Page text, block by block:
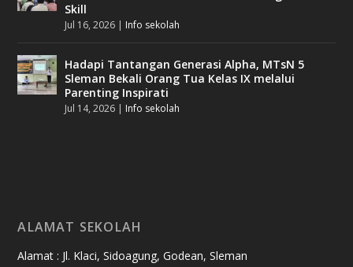
Skill
Jul 16, 2026 | Info sekolah
Hadapi Tantangan Generasi Alpha, MTsN 5
Sleman Bekali Orang Tua Kelas IX melalui
Parenting Inspirati
Jul 14, 2026 | Info sekolah
ALAMAT SEKOLAH
Alamat : Jl. Klaci, Sidoagung, Godean, Sleman